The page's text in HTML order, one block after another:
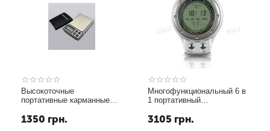
Высокоточные
портативные карманные
мини весы с дискретой
0.01 грамма и макс. весом
1350 грн.
Многофункциональный 6 в
1 портативный
функциями барометра,
высотомера, термометра,
3105 грн.